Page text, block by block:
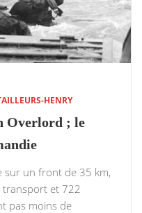
HENRY
Overlord ; le
sur un front de 35 km,
et 722
pas moins de